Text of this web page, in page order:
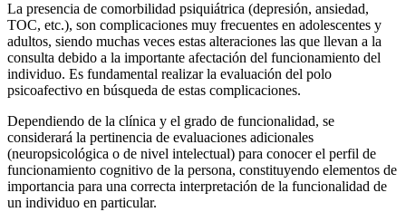
La presencia de comorbilidad psiquiátrica (depresión, ansiedad,
TOC, etc.), son complicaciones muy frecuentes en adolescentes y
adultos, siendo muchas veces estas alteraciones las que llevan a la
consulta debido a la importante afectación del funcionamiento del
individuo. Es fundamental realizar la evaluación del polo
psicoafectivo en búsqueda de estas complicaciones.
Dependiendo de la clínica y el grado de funcionalidad, se
considerará la pertinencia de evaluaciones adicionales
(neuropsicológica o de nivel intelectual) para conocer el perfil de
funcionamiento cognitivo de la persona, constituyendo elementos de
importancia para una correcta interpretación de la funcionalidad de
un individuo en particular.